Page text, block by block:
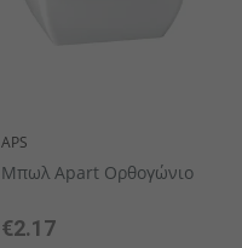
APS
Μπωλ Apart Ορθογώνιο
€2.17